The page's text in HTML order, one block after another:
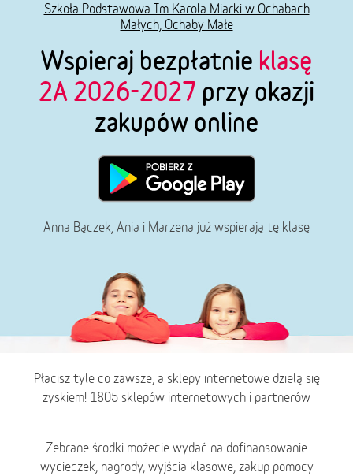
Szkoła Podstawowa Im Karola Miarki w Ochabach
Małych, Ochaby Małe
Wspieraj bezpłatnie klasę
2A 2026-2027 przy okazji
zakupów online
Anna Bączek, Ania i Marzena już wspierają tę klasę
Płacisz tyle co zawsze, a sklepy internetowe dzielą się
zyskiem! 1805 sklepów internetowych i partnerów
Zebrane środki możecie wydać na dofinansowanie
wycieczek, nagrody, wyjścia klasowe, zakup pomocy